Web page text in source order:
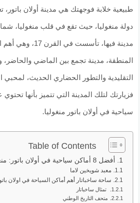
طبيعية خلابة فوجهتك هي مدينة أولان باتور،
دولة منغوليا، حيث تقع في قلب منغوليا،
مدينة فيها، تأسست
المنطقة، مدينة تجمع بين الماضي والحاضر،
التقليدية والتطور الحضاري الحديث، لمحبي
فزيارتك لتلك المدينة التي تتميز بأنها
سياحية في أولان باتور منغوليا.
Table of Contents
أفضل 8 أماكن سياحية في أولان باتور: منغوليا
معبد شويخين لاما
ساحة ساخباتار أهم أماكن السياحة في اولان
تمثال ساخباتار
متحف التاريخ الوطني